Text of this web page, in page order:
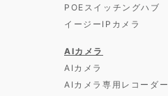
POEスイッチングハブ
イージーIPカメラ
AIカメラ
AIカメラ
AIカメラ専用レコーダー